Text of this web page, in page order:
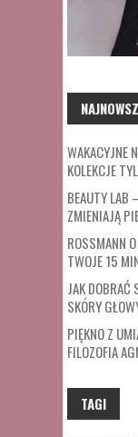
WAKACYJNE
KOLEKCJE
BEAUTY LAB
ZMIENIAJĄ
ROSSMANN
TWOJE 15
JAK DOBRAĆ
SKÓRY
PIĘKNO Z
FILOZOFIA
TAGI